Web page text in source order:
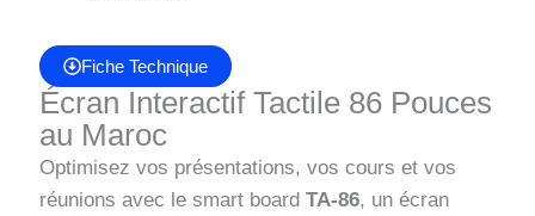
Fiche Technique
Écran Interactif Tactile 86 Pouces
au Maroc
Optimisez vos présentations, vos cours et vos
réunions avec le smart board TA-86, un écran